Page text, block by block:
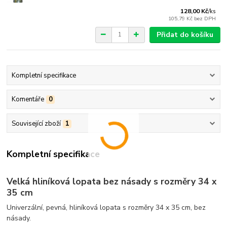
128,00 Kč/ks
105,79 Kč bez DPH
Přidat do košíku
Kompletní specifikace
Komentáře 0
Související zboží 1
Kompletní specifikace
Velká hliníková lopata bez násady s rozměry 34 x
35 cm
Univerzální, pevná, hliníková lopata s rozměry 34 x 35 cm, bez
násady.